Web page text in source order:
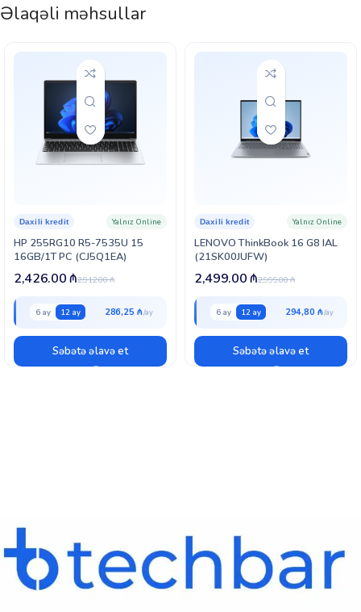
Əlaqəli məhsullar
HP 255RG10 R5-7535U 15
16GB/1T PC (CJ5Q1EA)
Daxili kredit Yalnız Online
2,912.00₼
2,426.00₼
6 ay 12 ay 286,25 ₼
Səbətə əlavə et
LENOVO ThinkBook 16 G8 IAL
(21SK00JUFW)
Daxili kredit Yalnız Online
2,999.00₼
2,499.00₼
6 ay 12 ay 294,80 ₼
Səbətə əlavə et